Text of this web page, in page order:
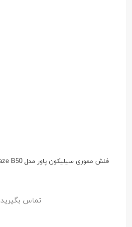
فلش مموری سیلیکون پاور مدل Blaze B50 ظرفیت 256 گیگابایت
تماس بگیرید